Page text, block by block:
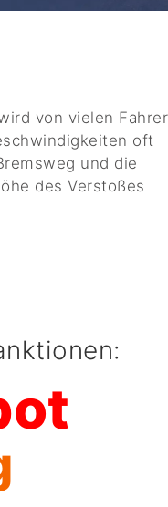
von vielen
oft
und die
des Verstoßes